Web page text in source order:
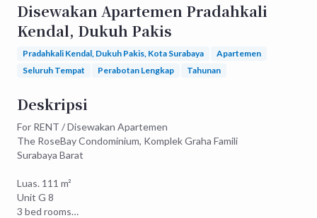
Disewakan Apartemen Pradahkali
Kendal, Dukuh Pakis
Pradahkali Kendal, Dukuh Pakis, Kota Surabaya
Apartemen
Seluruh Tempat
Perabotan Lengkap Tahunan
Deskripsi
For RENT / Disewakan Apartemen
The RoseBay Condominium, Komplek Graha Famili
Surabaya Barat
Luas. 111 m²
Unit G 8
3 bed rooms